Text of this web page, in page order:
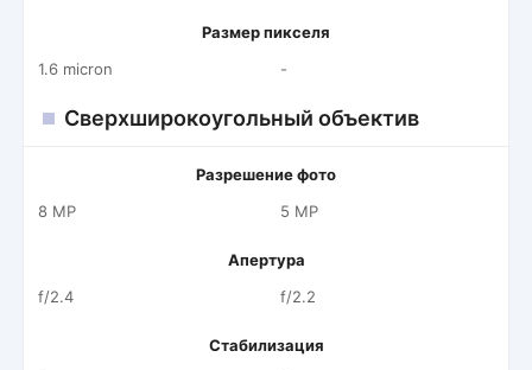
Размер пикселя
1.6 micron
-
Сверхширокоугольный объектив
Разрешение фото
8 MP
5 MP
Апертура
f/2.4
f/2.2
Стабилизация